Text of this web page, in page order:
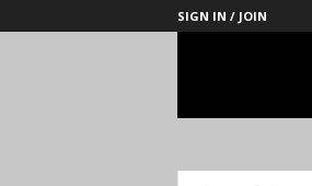
SIGN IN / JOIN
Management